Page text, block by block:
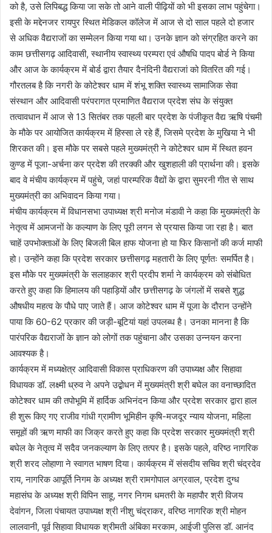
को है, उसे लिपिबद्ध किया जा सके तो आने वाली पीढ़ियों को भी इसका लाभ पहुंचेगा।
इसी के मद्देनजर रायपुर स्थित मेडिकल कॉलेज में आज से दो साल पहले दो हजार
से अधिक वैद्यराजों का सम्मेलन किया गया था। उनके ज्ञान को संग्रहित करने का
काम छत्तीसगढ़ आदिवासी, स्थानीय स्वास्थ्य परम्परा एवं औषधि पादप बोर्ड ने किया
और आज के कार्यक्रम में बोर्ड द्वारा तैयार दैनंदिनी वैद्यराजां को वितरित की गई।
गौरतलब है कि नगरी के कोटेश्वर धाम में शंभू शक्ति स्वास्थ्य सामाजिक सेवा
संस्थान और आदिवासी परंपरागत प्रमाणित वैद्यराज प्रदेश संघ के संयुक्त
तत्वावधान में आज से 13 सितंबर तक पहली बार प्रदेश के पंजीकृत वैद्य ऋषि पंचमी
के मौके पर आयोजित कार्यक्रम में हिस्सा ले रहे हैं, जिसमे प्रदेश के मुखिया ने भी
शिरकत की। इस मौके पर सबसे पहले मुख्यमंत्री ने कोटेश्वर धाम में स्थित हवन
कुण्ड में पूजा-अर्चना कर प्रदेश की तरक्की और खुशहाली की प्रार्थना की। इसके
बाद वे मंचीय कार्यक्रम में पहुंचे, जहां पारम्परिक वैद्यों के द्वारा सुमरनी गीत से साथ
मुख्यमंत्री का अभिवादन किया गया।
मंचीय कार्यक्रम में विधानसभा उपाध्यक्ष श्री मनोज मंडावी ने कहा कि मुख्यमंत्री के
नेतृत्व में आमजनों के कल्याण के लिए पूरी लगन से प्रयास किया जा रहा है। बात
चाहें उपभोक्ताओं के लिए बिजली बिल हाफ योजना हो या फिर किसानों की कर्ज माफी
हो। उन्होंने कहा कि प्रदेश सरकार छत्तीसगढ़ महतारी के लिए पूर्णतः समर्पित है।
इस मौके पर मुख्यमंत्री के सलाहकार श्री प्रदीप शर्मा ने कार्यक्रम को संबोधित
करते हुए कहा कि हिमालय की पहाड़ियों और छत्तीसगढ़ के जंगलों में सबसे शुद्ध
औषधीय महत्व के पौधे पाए जाते हैं। आज कोटेश्वर धाम में पूजा के दौरान उन्होंने
पाया कि 60-62 प्रकार की जड़ी-बूटियां यहां उपलब्ध है। उनका मानना है कि
पारंपरिक वैद्यराजों के ज्ञान को लोगों तक पहुंचाना और उसका उन्नयन करना
आवश्यक है।
कार्यक्रम में मध्यक्षेत्र आदिवासी विकास प्राधिकरण की उपाध्यक्ष और सिहावा
विधायक डॉ. लक्ष्मी ध्रुव ने अपने उद्बोधन में मुख्यमंत्री श्री बघेल का वनाच्छादित
कोटेश्वर धाम की तपोभूमि में हार्दिक अभिनंदन किया और प्रदेश सरकार द्वारा हाल
ही शुरू किए गए राजीव गांधी ग्रामीण भूमिहीन कृषि-मजदूर न्याय योजना, महिला
समूहों की ऋण माफी का जिक्र करते हुए कहा कि प्रदेश सरकार मुख्यमंत्री श्री
बघेल के नेतृत्व में सदैव जनकल्याण के लिए तत्पर है। इसके पहले, वरिष्ठ नागरिक
श्री शरद लोहाणा ने स्वागत भाषण दिया। कार्यक्रम में संसदीय सचिव श्री चंद्रदेव
राय, नागरिक आपूर्ति निगम के अध्यक्ष श्री रामगोपाल अग्रवाल, प्रदेश दुग्ध
महासंघ के अध्यक्ष श्री विपिन साहू, नगर निगम धमतरी के महापौर श्री विजय
देवांगन, जिला पंचायत उपाध्यक्ष श्री नीशु चंद्राकर, वरिष्ठ नागरिक श्री मोहन
लालवानी, पूर्व सिहावा विधायक श्रीमती अंबिका मरकाम, आईजी पुलिस डॉ. आनंद